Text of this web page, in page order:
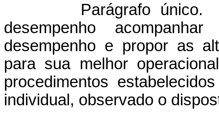
Parágrafo único.
desempenho
desempenho e propor as
para sua melhor
procedimentos
individual, observado o